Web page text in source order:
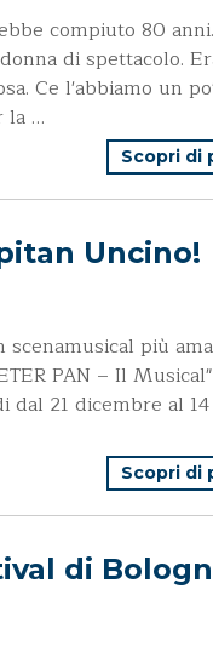
compiuto 80 anni.
di spettacolo.
Ce l'abbiamo un
la …
Scopri di
Uncino!
più
PAN – Il Musical"
dal 21 dicembre al 14
Scopri di
di